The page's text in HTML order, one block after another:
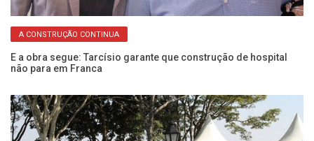
A CONSTRUÇÃO CONTINUA
E a obra segue: Tarcísio garante que construção de hospital
não para em Franca